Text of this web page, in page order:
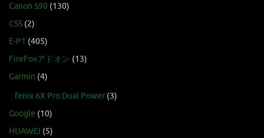
Canon S90 (130)
CSS (2)
E-P1 (405)
FireFoxアドオン (13)
Garmin (4)
fenix 6X Pro Dual Power (3)
Google (10)
HUAWEI (5)